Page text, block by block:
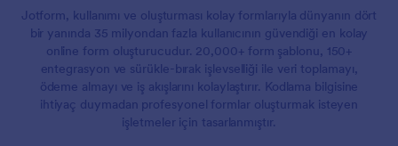
Jotform, kullanımı ve oluşturması kolay formlarıyla dünyanın dört
bir yanında 35 milyondan fazla kullanıcının güvendiği en kolay
online form oluşturucudur. 20,000+ form şablonu, 150+
entegrasyon ve sürükle-bırak işlevselliği ile veri toplamayı,
ödeme almayı ve iş akışlarını kolaylaştırır. Kodlama bilgisine
ihtiyaç duymadan profesyonel formlar oluşturmak isteyen
işletmeler için tasarlanmıştır.